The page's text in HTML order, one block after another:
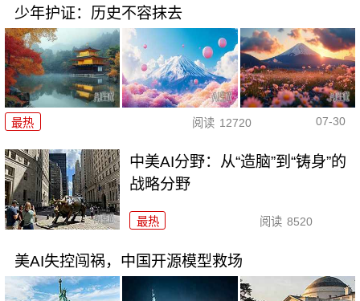
少年护证：历史不容抹去
最热 阅读 12720 07-30
中美AI分野：从“造脑”到“铸身”的
战略分野
最热 阅读 8520
美AI失控闯祸，中国开源模型救场